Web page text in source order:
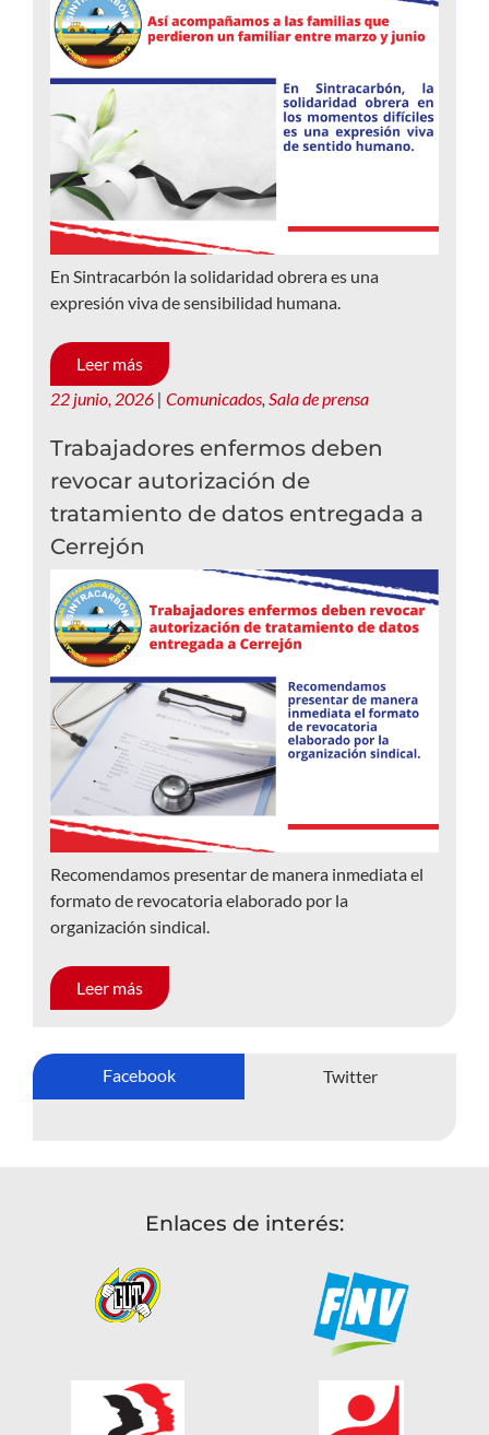
En Sintracarbón la solidaridad obrera es una
expresión viva de sensibilidad humana.
Leer más
22 junio, 2026 | Comunicados Sala de prensa
Trabajadores enfermos deben
revocar autorización de
tratamiento de datos entregada a
Cerrejón
Recomendamos presentar de manera inmediata el
formato de revocatoria elaborado por la
organización sindical.
Leer más
Facebook Twitter
Enlaces de interés: